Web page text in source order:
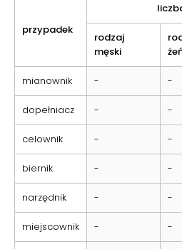
przypadek
rodzaj
męski
mianownik - -
dopełniacz - -
celownik - -
biernik - -
narzędnik - -
miejscownik - -